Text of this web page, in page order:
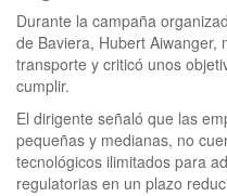
Durante la campaña
de Baviera, Hubert Aiwanger,
transporte y criticó unos
cumplir.
El dirigente señaló que las
pequeñas y medianas, no
tecnológicos ilimitados para
regulatorias en un plazo